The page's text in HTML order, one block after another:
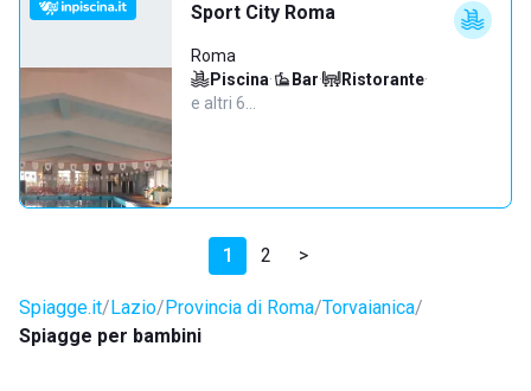
Sport City Roma
Roma
Piscina· Bar· Ristorante·
e altri 6…
1 2 >
Spiagge.it Lazio Provincia di Roma Torvaianica
Spiagge per bambini